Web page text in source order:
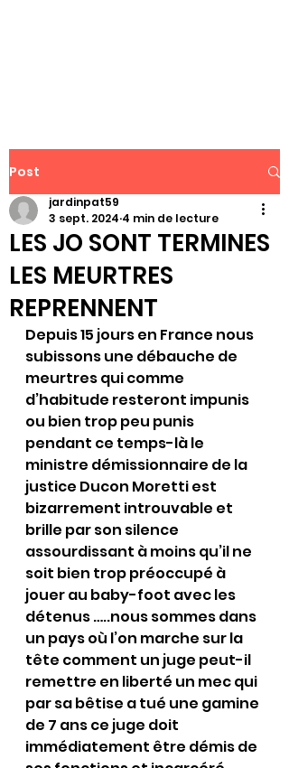
Post
LES JO SONT TERMINES
LES MEURTRES
REPRENNENT
jardinpat59
3 sept. 2024 4 min de lecture
Depuis 15 jours en France nous
subissons une débauche de
meurtres qui comme
d’habitude resteront impunis
ou bien trop peu punis
pendant ce temps-là le
ministre démissionnaire de la
justice Ducon Moretti est
bizarrement introuvable et
brille par son silence
assourdissant à moins qu’il ne
soit bien trop préoccupé à
jouer au baby-foot avec les
détenus …..nous sommes dans
un pays où l’on marche sur la
tête comment un juge peut-il
remettre en liberté un mec qui
par sa bêtise a tué une gamine
de 7 ans ce juge doit
immédiatement être démis de